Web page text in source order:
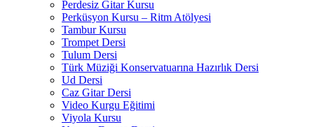
Perdesiz Gitar Kursu
Perküsyon Kursu – Ritm Atölyesi
Tambur Kursu
Trompet Dersi
Tulum Dersi
Türk Müziği Konservatuarına Hazırlık Dersi
Ud Dersi
Caz Gitar Dersi
Video Kurgu Eğitimi
Viyola Kursu